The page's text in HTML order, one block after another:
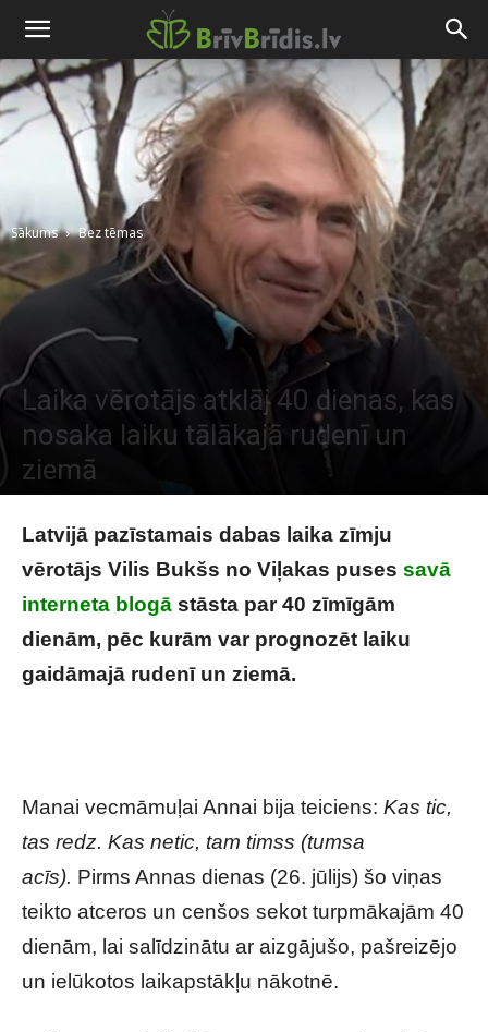
Sākums Bez tēmas
Laika vērotājs atklāj 40 dienas, kas
nosaka laiku tālākajā rudenī un
ziemā
Latvijā pazīstamais dabas laika zīmju
vērotājs Vilis Bukšs no Viļakas puses savā
interneta blogā stāsta par 40 zīmīgām
dienām, pēc kurām var prognozēt laiku
gaidāmajā rudenī un ziemā.
Manai vecmāmuļai Annai bija teiciens: Kas tic,
tas redz. Kas netic, tam timss (tumsa
acīs). Pirms Annas dienas (26. jūlijs) šo viņas
teikto atceros un cenšos sekot turpmākajām 40
dienām, lai salīdzinātu ar aizgājušo, pašreizējo
un ielūkotos laikapstākļu nākotnē.